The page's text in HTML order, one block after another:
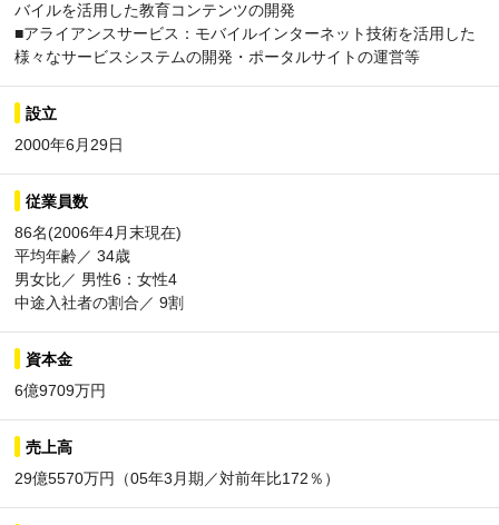
バイルを活用した教育コンテンツの開発
■アライアンスサービス：モバイルインターネット技術を活用した
様々なサービスシステムの開発・ポータルサイトの運営等
設立
2000年6月29日
従業員数
86名(2006年4月末現在)
平均年齢／ 34歳
男女比／ 男性6：女性4
中途入社者の割合／ 9割
資本金
6億9709万円
売上高
29億5570万円（05年3月期／対前年比172％）